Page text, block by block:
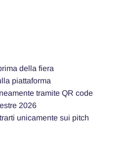
della fiera
piattaforma
tramite QR code
2026
unicamente sui pitch